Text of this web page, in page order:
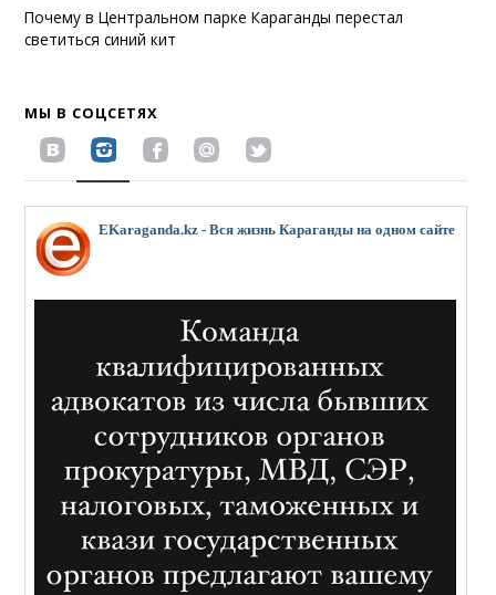
Почему в Центральном парке Караганды перестал
светиться синий кит
МЫ В СОЦСЕТЯХ
EKaraganda.kz - Вся жизнь Караганды на одном сайте